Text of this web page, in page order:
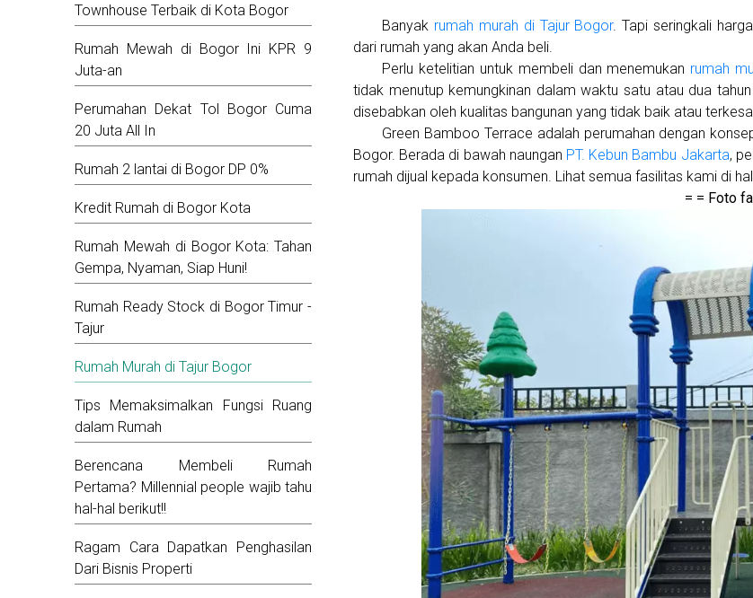
Townhouse Terbaik di Kota Bogor
Rumah Mewah di Bogor Ini KPR 9
Juta-an
Perumahan Dekat Tol Bogor Cuma
20 Juta All In
Rumah 2 lantai di Bogor DP 0%
Kredit Rumah di Bogor Kota
Rumah Mewah di Bogor Kota: Tahan
Gempa, Nyaman, Siap Huni!
Rumah Ready Stock di Bogor Timur -
Tajur
Rumah Murah di Tajur Bogor
Tips Memaksimalkan Fungsi Ruang
dalam Rumah
Berencana Membeli Rumah
Pertama? Millennial people wajib tahu
hal-hal berikut!!
Ragam Cara Dapatkan Penghasilan
Dari Bisnis Properti
Banyak rumah murah di Tajur Bogor. Tapi seringkali
dari rumah yang akan Anda beli.
Perlu ketelitian untuk membeli dan menemukan rumah
tidak menutup kemungkinan dalam waktu satu atau dua
disebabkan oleh kualitas bangunan yang tidak baik atau
Green Bamboo Terrace adalah perumahan dengan
Bogor. Berada di bawah naungan PT. Kebun Bambu Jakarta,
rumah dijual kepada konsumen. Lihat semua fasilitas kami di
= = Foto